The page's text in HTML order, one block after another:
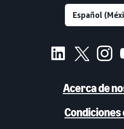
Acerca de
Condiciones